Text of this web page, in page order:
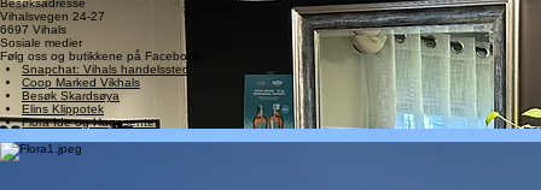
E-post Ungdomslaget Nordlys:
ulnordlys@outlook.com
Besøksadresse
Vihalsvegen 24-27
6697 Vihals
Sosiale medier
Følg oss og butikkene på Facebook:
Snapchat: Vihals handelssted
Coop Marked Vikhals
Besøk Skardsøya
Flora Ide og Hagesenter
Glimt fra hverdagen på Vihalsen